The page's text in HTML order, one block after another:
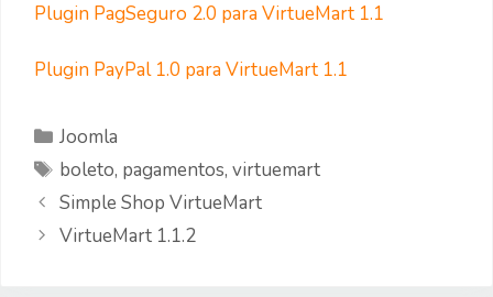
Plugin PagSeguro 2.0 para VirtueMart 1.1
Plugin PayPal 1.0 para VirtueMart 1.1
Categorias
Joomla
Etiquetas
boleto, pagamentos,virtuemart
Simple Shop VirtueMart
VirtueMart 1.1.2